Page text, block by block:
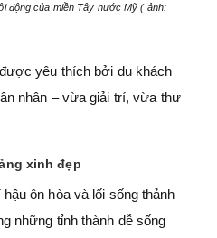
động của miền Tây nước Mỹ ( ảnh:
yêu thích bởi du khách
nhân – vừa giải trí, vừa thư
xinh đẹp
ôn hòa và lối sống thảnh
những tỉnh thành dễ sống